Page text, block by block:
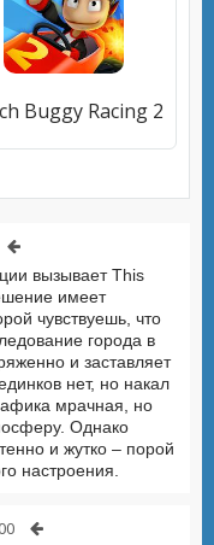
Buggy Racing 2
вызывает This
имеет
чувствуешь, что
города в
и заставляет
нет, но накал
мрачная, но
Однако
и жутко – порой
настроения.